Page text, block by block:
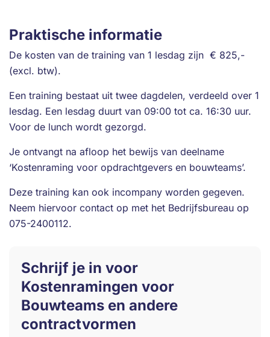
Praktische informatie
De kosten van de training van 1 lesdag zijn € 825,-
(excl. btw).
Een training bestaat uit twee dagdelen, verdeeld over 1
lesdag. Een lesdag duurt van 09:00 tot ca. 16:30 uur.
Voor de lunch wordt gezorgd.
Je ontvangt na afloop het bewijs van deelname
‘Kostenraming voor opdrachtgevers en bouwteams’.
Deze training kan ook incompany worden gegeven.
Neem hiervoor contact op met het Bedrijfsbureau op
075-2400112.
Schrijf je in voor
Kostenramingen voor
Bouwteams en andere
contractvormen